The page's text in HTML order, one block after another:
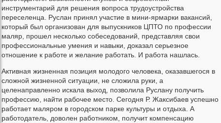
инструментарий для решения вопроса трудоустройства
переселенца. Руслан принял участие в мини-ярмарки вакансий,
который был организован для выпускников ЦПТО по профессии
маляр, прошел несколько собеседований, представляя свои
профессиональные умения и навыки, доказал серьезное
отношение к работе и желание работать. И работа нашлась.
Активная жизненная позиция молодого человека, оказавшегося в
сложной жизненной ситуации, не сложила руки, а
целенаправленно искала выход, позволила Руслану получить
профессию, найти рабочее место. Сегодня Р. Жаксибаев успешно
работает маляром в городском парке культуры и отдыха. А
работодатель, доволен работником, получит компенсацию